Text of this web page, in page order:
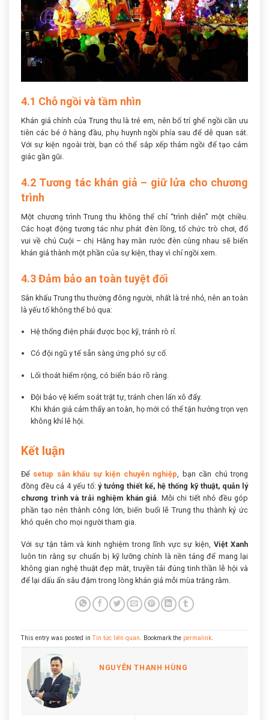
4.1 Chỗ ngồi và tầm nhìn
Khán giả chính của Trung thu là trẻ em, nên bố trí ghế ngồi cần ưu
tiên các bé ở hàng đầu, phụ huynh ngồi phía sau để dễ quan sát.
Với sự kiện ngoài trời, bạn có thể sắp xếp thảm ngồi để tạo cảm
giác gần gũi.
4.2 Tương tác khán giả – giữ lửa cho chương
trình
Một chương trình Trung thu không thể chỉ “trình diễn” một chiều.
Các hoạt động tương tác như phát đèn lồng, tổ chức trò chơi, đố
vui về chú Cuội – chị Hằng hay màn rước đèn cùng nhau sẽ biến
khán giả thành một phần của sự kiện, thay vì chỉ ngồi xem.
4.3 Đảm bảo an toàn tuyệt đối
Sân khấu Trung thu thường đông người, nhất là trẻ nhỏ, nên an toàn
là yếu tố không thể bỏ qua:
Hệ thống điện phải được bọc kỹ, tránh rò rỉ.
Có đội ngũ y tế sẵn sàng ứng phó sự cố.
Lối thoát hiểm rộng, có biển báo rõ ràng.
Đội bảo vệ kiểm soát trật tự, tránh chen lấn xô đẩy.
Khi khán giả cảm thấy an toàn, họ mới có thể tận hưởng trọn vẹn
không khí lễ hội.
Kết luận
Để setup sân khấu sự kiện chuyên nghiệp, bạn cần chú trọng
đồng đều cả 4 yếu tố:ý tưởng thiết kế, hệ thống kỹ thuật, quản lý
chương trình và trải nghiệm khán giả. Mỗi chi tiết nhỏ đều góp
phần tạo nên thành công lớn, biến buổi lễ Trung thu thành ký ức
khó quên cho mọi người tham gia.
Với sự tận tâm và kinh nghiệm trong lĩnh vực sự kiện,Việt Xanh
luôn tin rằng sự chuẩn bị kỹ lưỡng chính là nền tảng để mang lại
không gian nghệ thuật đẹp mắt, truyền tải đúng tinh thần lễ hội và
để lại dấu ấn sâu đậm trong lòng khán giả mỗi mùa trăng rằm.
This entry was posted inTin tức liên quan . Bookmark the permalink
NGUYỄN THANH HÙNG